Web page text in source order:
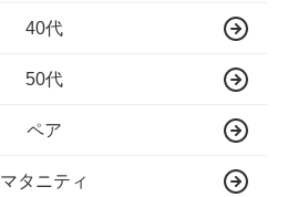
40代
50代
ペア
マタニティ